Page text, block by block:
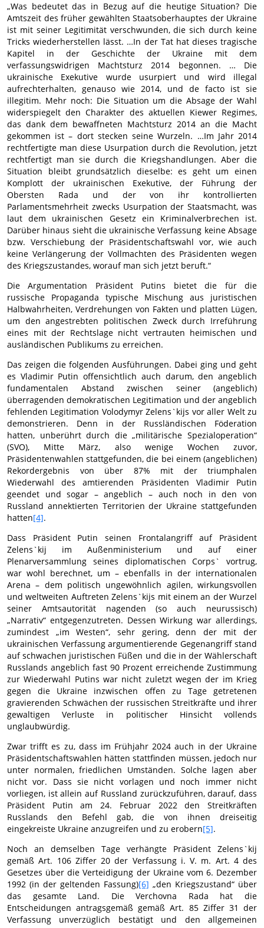
„Was bedeutet das in Bezug auf die heutige Situation? Die
Amtszeit des früher gewählten Staatsoberhauptes der Ukraine
ist mit seiner Legitimität verschwunden, die sich durch keine
Tricks wiederherstellen lässt. …In der Tat hat dieses tragische
Kapitel in der Geschichte der Ukraine mit dem
verfassungswidrigen Machtsturz 2014 begonnen. … Die
ukrainische Exekutive wurde usurpiert und wird illegal
aufrechterhalten, genauso wie 2014, und de facto ist sie
illegitim. Mehr noch: Die Situation um die Absage der Wahl
widerspiegelt den Charakter des aktuellen Kiewer Regimes,
das dank dem bewaffneten Machtsturz 2014 an die Macht
gekommen ist – dort stecken seine Wurzeln. …Im Jahr 2014
rechtfertigte man diese Usurpation durch die Revolution, jetzt
rechtfertigt man sie durch die Kriegshandlungen. Aber die
Situation bleibt grundsätzlich dieselbe: es geht um einen
Komplott der ukrainischen Exekutive, der Führung der
Obersten Rada und der von ihr kontrollierten
Parlamentsmehrheit zwecks Usurpation der Staatsmacht, was
laut dem ukrainischen Gesetz ein Kriminalverbrechen ist.
Darüber hinaus sieht die ukrainische Verfassung keine Absage
bzw. Verschiebung der Präsidentschaftswahl vor, wie auch
keine Verlängerung der Vollmachten des Präsidenten wegen
des Kriegszustandes, worauf man sich jetzt beruft.“
Die Argumentation Präsident Putins bietet die für die
russische Propaganda typische Mischung aus juristischen
Halbwahrheiten, Verdrehungen von Fakten und platten Lügen,
um den angestrebten politischen Zweck durch Irreführung
eines mit der Rechtslage nicht vertrauten heimischen und
ausländischen Publikums zu erreichen.
Das zeigen die folgenden Ausführungen. Dabei ging und geht
es Vladimir Putin offensichtlich auch darum, den angeblich
fundamentalen Abstand zwischen seiner (angeblich)
überragenden demokratischen Legitimation und der angeblich
fehlenden Legitimation Volodymyr Zelens`kijs vor aller Welt zu
demonstrieren. Denn in der Russländischen Föderation
hatten, unberührt durch die „militärische Spezialoperation“
(SVO), Mitte März, also wenige Wochen zuvor,
Präsidentenwahlen stattgefunden, die bei einem (angeblichen)
Rekordergebnis von über 87% mit der triumphalen
Wiederwahl des amtierenden Präsidenten Vladimir Putin
geendet und sogar – angeblich – auch noch in den von
Russland annektierten Territorien der Ukraine stattgefunden
hatten[4].
Dass Präsident Putin seinen Frontalangriff auf Präsident
Zelens`kij im Außenministerium und auf einer
Plenarversammlung seines diplomatischen Corps` vortrug,
war wohl berechnet, um – ebenfalls in der internationalen
Arena – dem politisch ungewöhnlich agilen, wirkungsvollen
und weltweiten Auftreten Zelens`kijs mit einem an der Wurzel
seiner Amtsautorität nagenden (so auch neurussisch)
„Narrativ“ entgegenzutreten. Dessen Wirkung war allerdings,
zumindest „im Westen“, sehr gering, denn der mit der
ukrainischen Verfassung argumentierende Gegenangriff stand
auf schwachen juristischen Füßen und die in der Wählerschaft
Russlands angeblich fast 90 Prozent erreichende Zustimmung
zur Wiederwahl Putins war nicht zuletzt wegen der im Krieg
gegen die Ukraine inzwischen offen zu Tage getretenen
gravierenden Schwächen der russischen Streitkräfte und ihrer
gewaltigen Verluste in politischer Hinsicht vollends
unglaubwürdig.
Zwar trifft es zu, dass im Frühjahr 2024 auch in der Ukraine
Präsidentschaftswahlen hätten stattfinden müssen, jedoch nur
unter normalen, friedlichen Umständen. Solche lagen aber
nicht vor. Dass sie nicht vorlagen und noch immer nicht
vorliegen, ist allein auf Russland zurückzuführen, darauf, dass
Präsident Putin am 24. Februar 2022 den Streitkräften
Russlands den Befehl gab, die von ihnen dreiseitig
eingekreiste Ukraine anzugreifen und zu erobern[5].
Noch an demselben Tage verhängte Präsident Zelens`kij
gemäß Art. 106 Ziffer 20 der Verfassung i. V. m. Art. 4 des
Gesetzes über die Verteidigung der Ukraine vom 6. Dezember
1992 (in der geltenden Fassung)[6] „den Kriegszustand“ über
das gesamte Land. Die Verchovna Rada hat die
Entscheidungen antragsgemäß gemäß Art. 85 Ziffer 31 der
Verfassung unverzüglich bestätigt und den allgemeinen